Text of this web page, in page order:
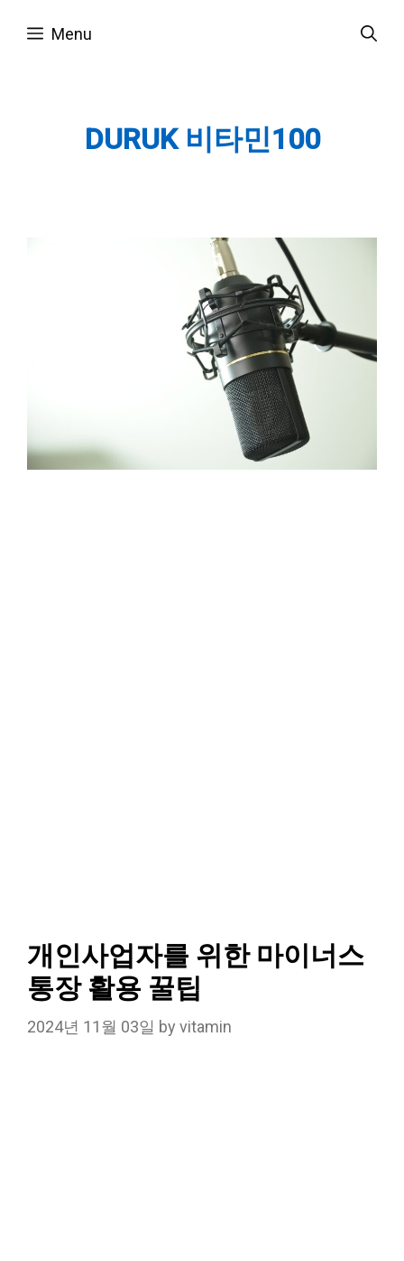
Menu
DURUK 비타민100
개인사업자를 위한 마이너스
통장 활용 꿀팁
2024년 11월 03일 by vitamin